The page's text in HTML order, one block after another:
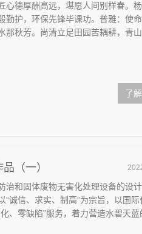
心德厚酬高远，堪愿人间别样春。
勤护，环保先锋毕课功。普雅：使
那秋芳。尚清立足田园苦耦耕，青
了
（一）
治和固体废物无害化处理设备的设
诚信、求实、制高”为宗旨，以国际
、零缺陷”服务，着力营造水碧天蓝